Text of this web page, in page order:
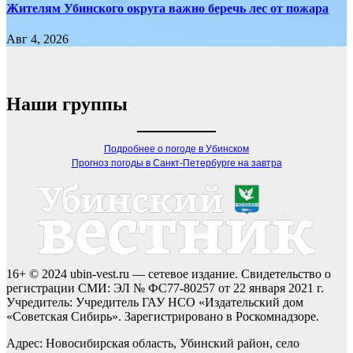
Жителям Убинского округа важно беречь лес от пожара
Авг 4, 2026
Наши группы
Подробнее о погоде в Убинском
Прогноз погоды в Санкт-Петербурге на завтра
16+ © 2024 ubin-vest.ru — сетевое издание. Свидетельство о
регистрации СМИ: ЭЛ № ФС77-80257 от 22 января 2021 г.
Учредитель: Учредитель ГАУ НСО «Издательский дом
«Советская Сибирь». Зарегистрировано в Роскомнадзоре.
Адрес: Новосибирская область, Убинский район, село